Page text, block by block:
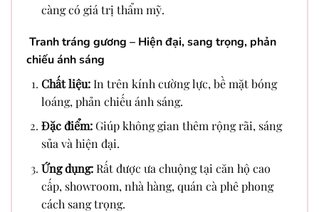
càng có giá trị thẩm mỹ.
Tranh tráng gương – Hiện đại, sang trọng, phản
chiếu ánh sáng
Chất liệu:In trên kính cường lực, bề mặt bóng
loáng, phản chiếu ánh sáng.
Đặc điểm:Giúp không gian thêm rộng rãi, sáng
sủa và hiện đại.
Ứng dụng:Rất được ưa chuộng tại căn hộ cao
cấp, showroom, nhà hàng, quán cà phê phong
cách sang trọng.